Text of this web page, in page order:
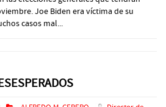
Joe Biden era víctima de su
casos mal...